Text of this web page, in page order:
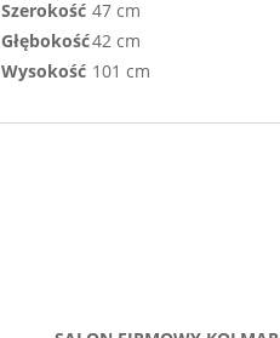
Szerokość 47 cm
Głębokość42 cm
Wysokość 101 cm